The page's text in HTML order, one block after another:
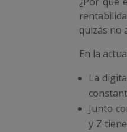
quizás no
En la
La
Junto
y Z